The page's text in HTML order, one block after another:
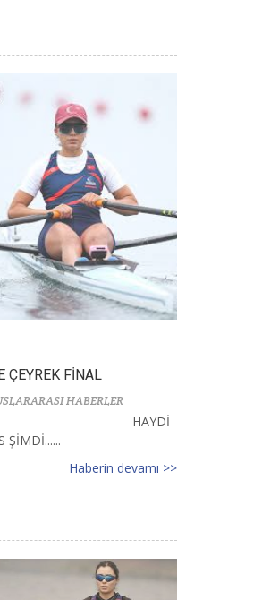
ÇEYREK FİNAL
HABERLER
HAYDİ
ŞİMDİ......
Haberin devamı >>